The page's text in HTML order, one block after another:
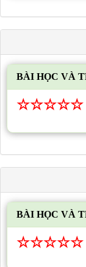
BÀI HỌC VÀ
☆☆☆☆☆
BÀI HỌC VÀ
☆☆☆☆☆